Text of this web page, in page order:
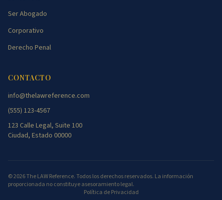
Ser Abogado
Corporativo
Derecho Penal
CONTACTO
info@thelawreference.com
(555) 123-4567
123 Calle Legal, Suite 100
Ciudad, Estado 00000
©2026The LAW Reference. Todos los derechos reservados. La información
proporcionada no constituye asesoramiento legal.
Política de Privacidad